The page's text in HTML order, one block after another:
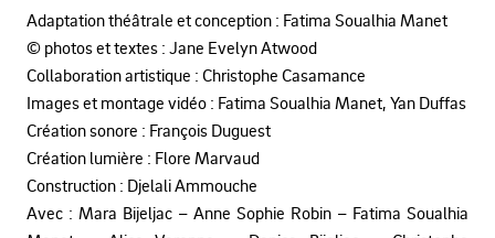
Adaptation théâtrale et conception : Fatima Soualhia Manet
© photos et textes : Jane Evelyn Atwood
Collaboration artistique : Christophe Casamance
Images et montage vidéo : Fatima Soualhia Manet, Yan Duffas
Création sonore : François Duguest
Création lumière : Flore Marvaud
Construction : Djelali Ammouche
Avec : Mara Bijeljac – Anne Sophie Robin – Fatima Soualhia